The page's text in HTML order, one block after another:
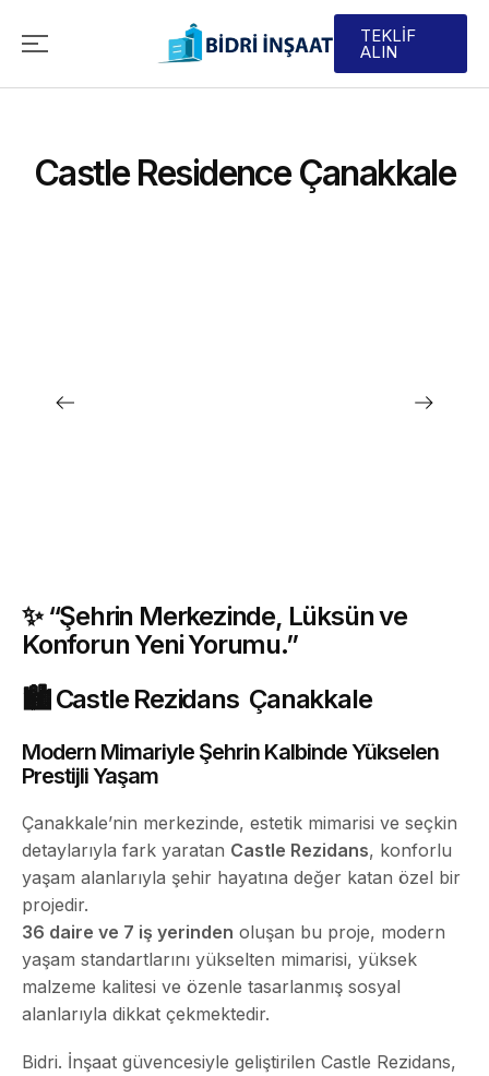
TEKLİF
ALIN
Castle Residence Çanakkale
✨“Şehrin Merkezinde, Lüksün ve
Konforun Yeni Yorumu.”
🏙️Castle Rezidans Çanakkale
Modern Mimariyle Şehrin Kalbinde Yükselen
Prestijli Yaşam
Çanakkale’nin merkezinde, estetik mimarisi ve seçkin
detaylarıyla fark yaratan Castle Rezidans, konforlu
yaşam alanlarıyla şehir hayatına değer katan özel bir
projedir.
36 daire ve 7 iş yerinden oluşan bu proje, modern
yaşam standartlarını yükselten mimarisi, yüksek
malzeme kalitesi ve özenle tasarlanmış sosyal
alanlarıyla dikkat çekmektedir.
Bidri. İnşaat güvencesiyle geliştirilen Castle Rezidans,